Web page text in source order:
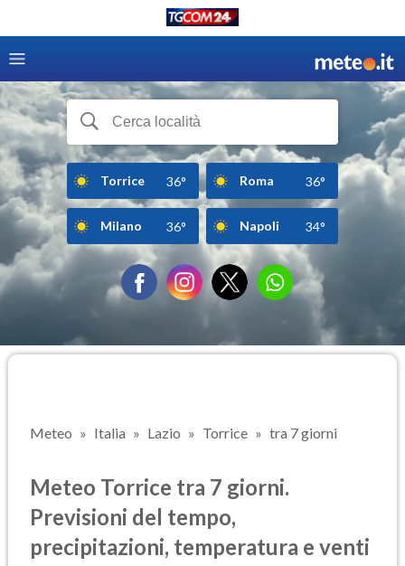
Torrice 36° Roma 36°
Milano 36° Napoli 34°
Meteo Italia Lazio Torrice tra 7 giorni
Meteo Torrice tra 7 giorni.
Previsioni del tempo,
precipitazioni, temperatura e venti